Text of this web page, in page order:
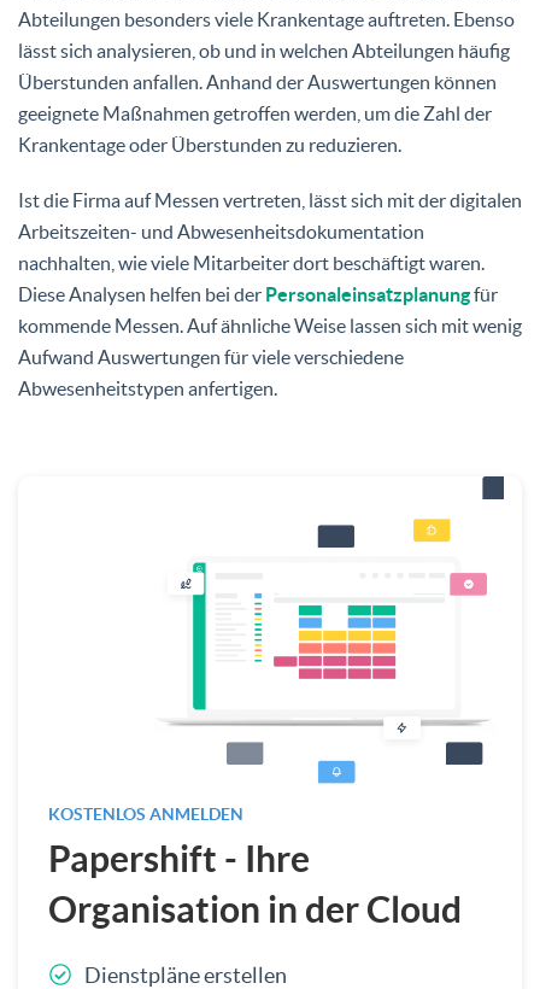
Abteilungen besonders viele Krankentage auftreten. Ebenso
lässt sich analysieren, ob und in welchen Abteilungen häufig
Überstunden anfallen. Anhand der Auswertungen können
geeignete Maßnahmen getroffen werden, um die Zahl der
Krankentage oder Überstunden zu reduzieren.
Ist die Firma auf Messen vertreten, lässt sich mit der digitalen
Arbeitszeiten- und Abwesenheitsdokumentation
nachhalten, wie viele Mitarbeiter dort beschäftigt waren.
Diese Analysen helfen bei der Personaleinsatzplanungfür
kommende Messen. Auf ähnliche Weise lassen sich mit wenig
Aufwand Auswertungen für viele verschiedene
Abwesenheitstypen anfertigen.
KOSTENLOS ANMELDEN
Papershift - Ihre
Organisation in der Cloud
Dienstpläne erstellen